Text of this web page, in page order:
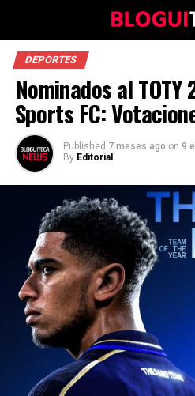
DEPORTES
Nominados al TOTY
Sports FC:
Published 7 meses ago on 9
By Editorial